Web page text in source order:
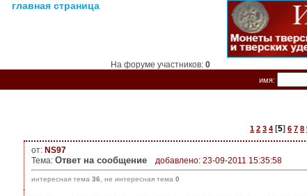
главная страница
На форуме участников: 0
имя:
1 2 3 4 [5] 6 7 8
от: NS97
Тема: Ответ на сообщение добавлено: 23-09-2011 15:35:58
интересная тема 36 , не интересная тема 0